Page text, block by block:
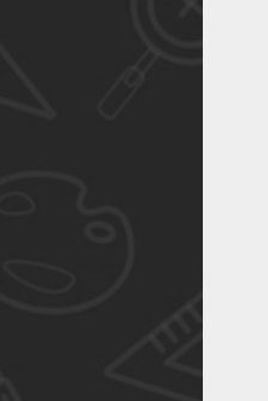
成功备
成功备